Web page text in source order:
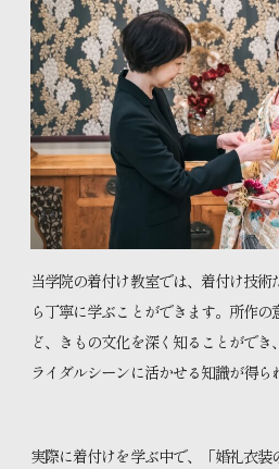
当学院の着付け教室では、着付け技
ら丁寧に学ぶことができます。所作
ど、きもの文化を深く知ることがで
ライダルシーンに活かせる知識が得ら
実際に着付けを学ぶ中で、「婚礼衣